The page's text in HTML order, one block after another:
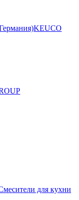
KEUCO
для кухни